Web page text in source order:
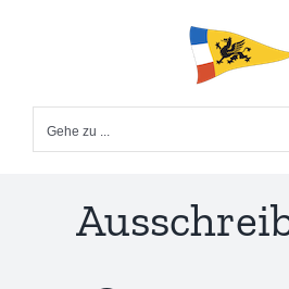
Gehe zu ...